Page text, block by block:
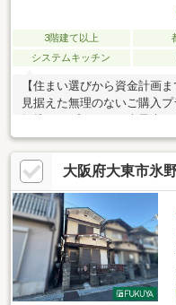
3階建て以上
システムキッチン
【住まい選びから資金計画
見据えた無理のないご購入
提携！オプション工事最大
持ちのローンを最大500万円
宅ローンアドバイザー、住
籍！【お家探しは『大阪市内
トグループにお任せ下さい
機・浴室暖房換気乾燥機な
屋が綺麗に片付きます！＃
も安心です！
大阪府大東市氷